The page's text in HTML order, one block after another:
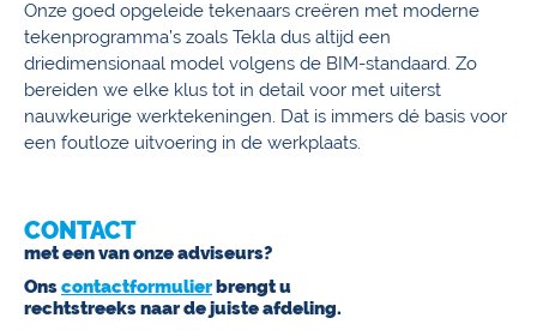
Onze goed opgeleide tekenaars creëren met moderne
tekenprogramma’s zoals Tekla dus altijd een
driedimensionaal model volgens de BIM-standaard. Zo
bereiden we elke klus tot in detail voor met uiterst
nauwkeurige werktekeningen. Dat is immers dé basis voor
een foutloze uitvoering in de werkplaats.
CONTACT
met een van onze adviseurs?
Onscontactformulierbrengt u
rechtstreeks naar de juiste afdeling.